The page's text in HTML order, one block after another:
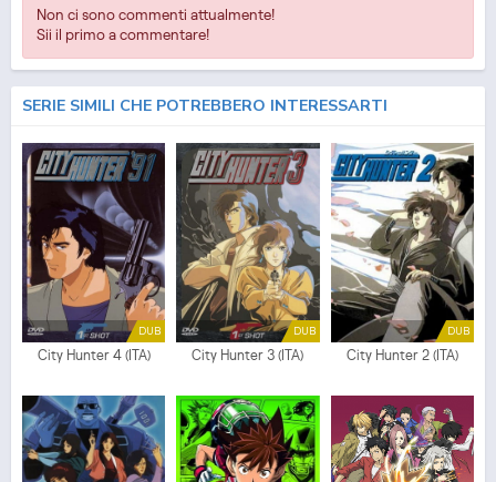
Non ci sono commenti attualmente!
Sii il primo a commentare!
SERIE SIMILI CHE POTREBBERO INTERESSARTI
DUB
City Hunter 4 (ITA)
DUB
City Hunter 3 (ITA)
DUB
City Hunter 2 (ITA)